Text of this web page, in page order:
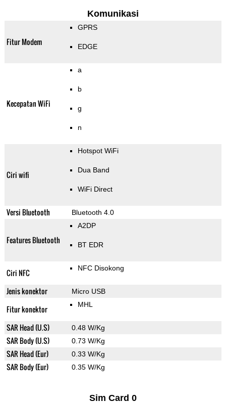
Komunikasi
Fitur Modem
GPRS
EDGE
Kecepatan WiFi
a
b
g
n
Ciri wifi
Hotspot WiFi
Dua Band
WiFi Direct
Versi Bluetooth Bluetooth 4.0
Features Bluetooth
A2DP
BT EDR
Ciri NFC NFC Disokong
Jenis konektor Micro USB
Fitur konektor MHL
SAR Head (U.S) 0.48 W/Kg
SAR Body (U.S) 0.73 W/Kg
SAR Head (Eur) 0.33 W/Kg
SAR Body (Eur) 0.35 W/Kg
Sim Card 0